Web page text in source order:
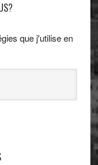
que j'utilise en